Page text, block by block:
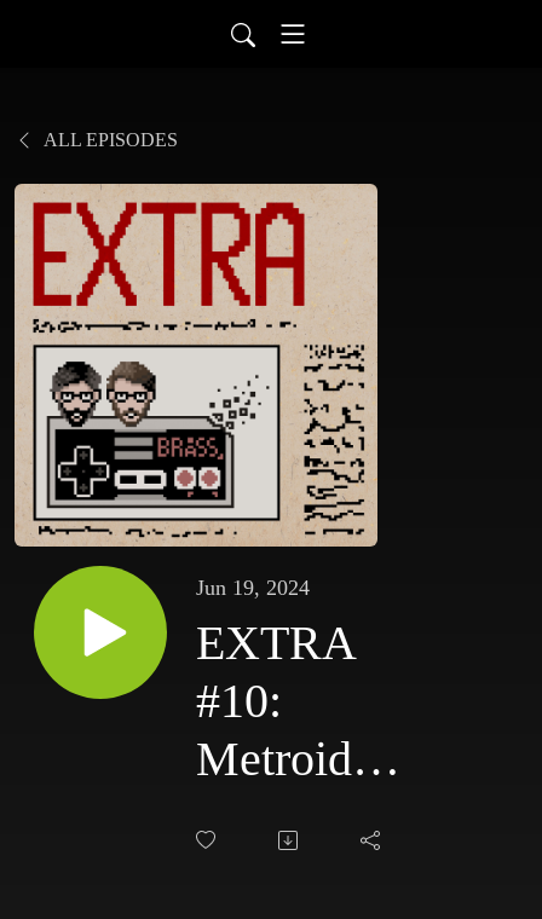
ALL EPISODES
Jun 19, 2024
EXTRA
#10:
Metroid
Prime 4 (!)